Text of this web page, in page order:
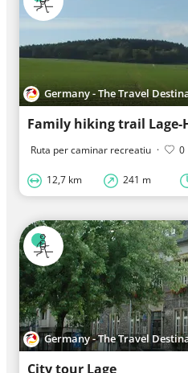
Germany - The Travel
Family hiking trail Lage-
Ruta per caminar recreatiu · 0
12,7 km 241 m
Germany - The Travel
City tour Lage